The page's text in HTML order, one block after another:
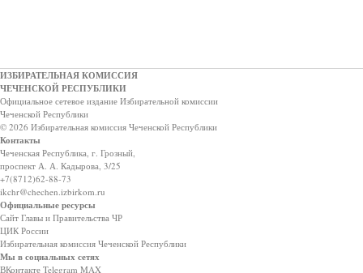
ИЗБИРАТЕЛЬНАЯ КОМИССИЯ
ЧЕЧЕНСКОЙ РЕСПУБЛИКИ
Официальное сетевое издание Избирательной комиссии
Чеченской Республики
© 2026 Избирательная комиссия Чеченской Республики
Контакты
Чеченская Республика, г. Грозный,
проспект А. А. Кадырова, 3/25
+7(8712)62-88-73
ikchr@chechen.izbirkom.ru
Официальные ресурсы
Сайт Главы и Правительства ЧР
ЦИК России
Избирательная комиссия Чеченской Республики
Мы в социальных сетях
ВКонтакте Telegram MAX